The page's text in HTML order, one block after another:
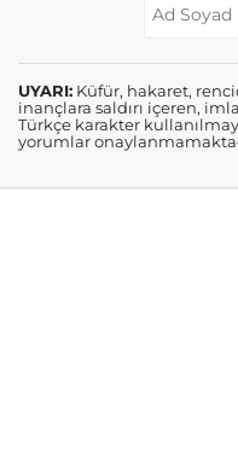
UYARI: Küfür, hakaret,
inançlara saldırı içeren,
Türkçe karakter
yorumlar